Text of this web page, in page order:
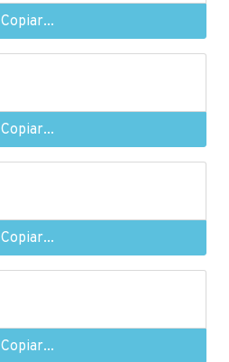
Copiar...
Copiar...
Copiar...
Copiar...